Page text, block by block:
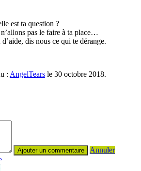
est ta question ?
pas le faire à ta place…
dis nous ce qui te dérange.
: AngelTears le 30 octobre 2018.
Annuler